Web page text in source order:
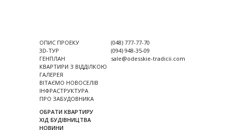
ОПИС ПРОЕКУ
3D-ТУР
ГЕНПЛАН
КВАРТИРИ З ВІДДІЛКОЮ
ГАЛЕРЕЯ
ВІТАЄМО НОВОСЕЛІВ
ІНФРАСТРУКТУРА
ПРО ЗАБУДОВНИКА
ОБРАТИ КВАРТИРУ
ХІД БУДІВНИЦТВА
НОВИНИ
(048) 777-77-70
(094) 948-35-09
sale@odesskie-tradicii.com